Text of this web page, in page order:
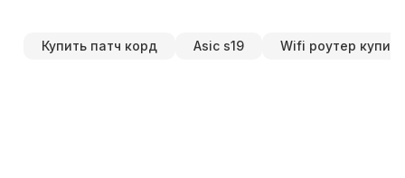
Купить патч корд Asic s19 Wifi роутер купить